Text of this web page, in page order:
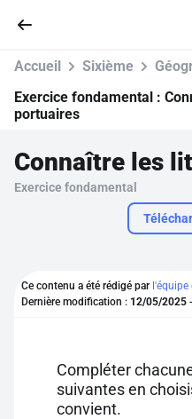
Parcourir
Se connecter
Pour profiter de
Accueil Sixième
Exercice fondamental :
portuaires
Exercice fondamental
Ce contenu a été rédigé par
Dernière modification : 12/05/2025
Compléter
suivantes en
convient.